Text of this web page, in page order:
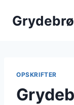
OPSKRIFTER